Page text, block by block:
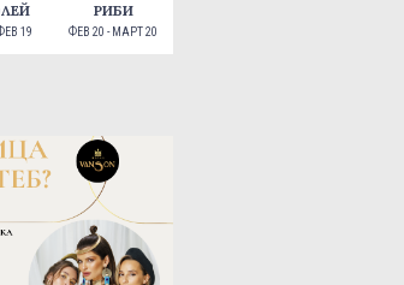
19
РИБИ
ФЕВ 20 - МАРТ 20